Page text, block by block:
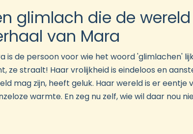
glimlach die de
van Mara
is de persoon voor wie het woord 'glimlachen'
ze straalt! Haar vrolijkheid is eindeloos en
mag zijn, heeft geluk. Haar wereld is er eentje
warmte. En zeg nu zelf, wie wil daar nou